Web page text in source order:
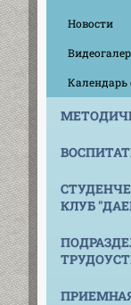
Новости
Календарь
КЛУБ